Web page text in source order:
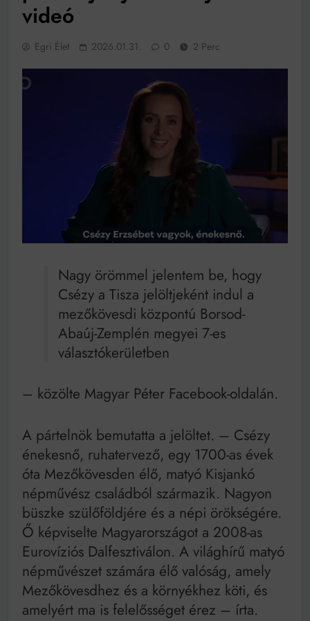
működik, ha jól van felújítva
Ingatlanpiaci szakértők szerint akár 5 százalékkal is
egyetemi városokban
Munkácsy nem Krisztust szépítette meg: minket
Ahol köszönnek, ott még van város
Amikor a Tetris boldogabbá tesz, mint a szerelem
Létezik tökéletes élet: Truman is elhitte
Karinthy Frigyes: a zseni, aki belenézett a saját
Ki akarsz törni. De miből?
Az öregség nem csak ránc?
Móricz Zsigmond: falusi író vagy boncmester?
Mindenki a világot akarja uralni – de nem csak a 80-
as években
Bitumenes lapostetők: a bevált technológia akkor
működik, ha jól van felújítva
videó
Egri Élet 2026.01.31. 0 2 Perc
Nagy örömmel jelentem be, hogy
Csézy a Tisza jelöltjeként indul a
mezőkövesdi központú Borsod-
Abaúj-Zemplén megyei 7-es
választókerületben
– közölte Magyar Péter Facebook-oldalán.
A pártelnök bemutatta a jelöltet. – Csézy
énekesnő, ruhatervező, egy 1700-as évek
óta Mezőkövesden élő, matyó Kisjankó
népművész családból származik. Nagyon
büszke szülőföldjére és a népi örökségére.
Ő képviselte Magyarországot a 2008-as
Eurovíziós Dalfesztiválon. A világhírű matyó
népművészet számára élő valóság, amely
Mezőkövesdhez és a környékhez köti, és
amelyért ma is felelősséget érez – írta.